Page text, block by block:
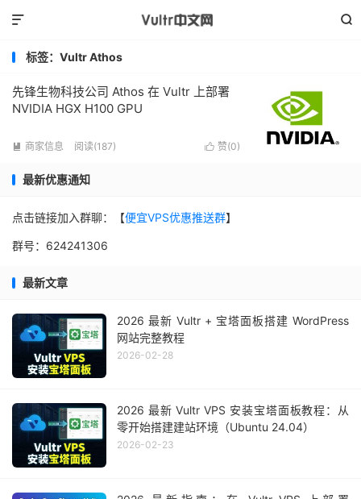


标签：Vultr Athos
先锋生物科技公司 Athos 在 Vultr 上部署
NVIDIA HGX H100 GPU
 商家信息 阅读(187)  赞(0)
最新优惠通知
点击链接加入群聊：【便宜VPS优惠推送群】
群号：624241306
最新文章
2026 最新 Vultr + 宝塔面板搭建 WordPress
网站完整教程
2026-02-28
2026 最新 Vultr VPS 安装宝塔面板教程：从
零开始搭建建站环境（Ubuntu 24.04）
2026-02-23